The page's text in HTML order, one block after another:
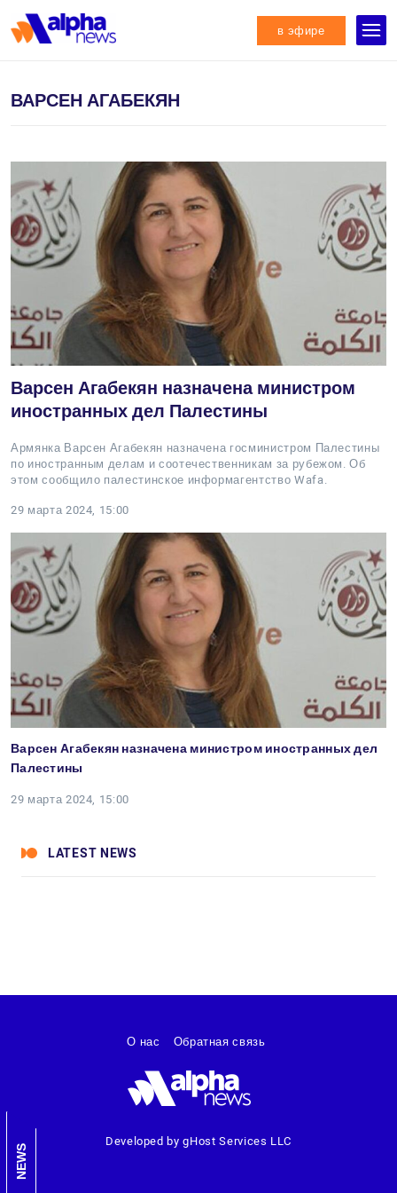
в эфире
ВАРСЕН АГАБЕКЯН
Варсен Агабекян назначена министром
иностранных дел Палестины
Армянка Варсен Агабекян назначена госминистром Палестины
по иностранным делам и соотечественникам за рубежом. Об
этом сообщило палестинское информагентство Wafa.
29 марта 2024, 15:00
Варсен Агабекян назначена министром иностранных дел
Палестины
29 марта 2024, 15:00
LATEST NEWS
NEWS
Developed by gHost Services LLC
О нас Обратная связь